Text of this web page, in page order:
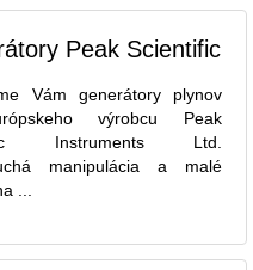
Peak Scientific
Vám generátory plynov
výrobcu Peak
Instruments Ltd.
manipulácia a malé
...